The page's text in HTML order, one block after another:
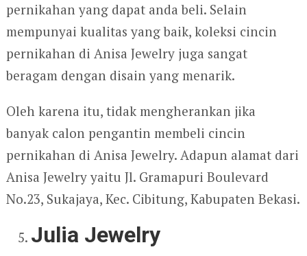
pernikahan yang dapat anda beli. Selain
mempunyai kualitas yang baik, koleksi cincin
pernikahan di Anisa Jewelry juga sangat
beragam dengan disain yang menarik.
Oleh karena itu, tidak mengherankan jika
banyak calon pengantin membeli cincin
pernikahan di Anisa Jewelry. Adapun alamat dari
Anisa Jewelry yaitu Jl. Gramapuri Boulevard
No.23, Sukajaya, Kec. Cibitung, Kabupaten Bekasi.
Julia Jewelry